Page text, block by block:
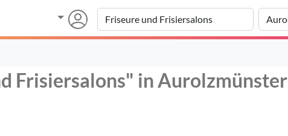
Frisiersalons" in Aurolzmünster